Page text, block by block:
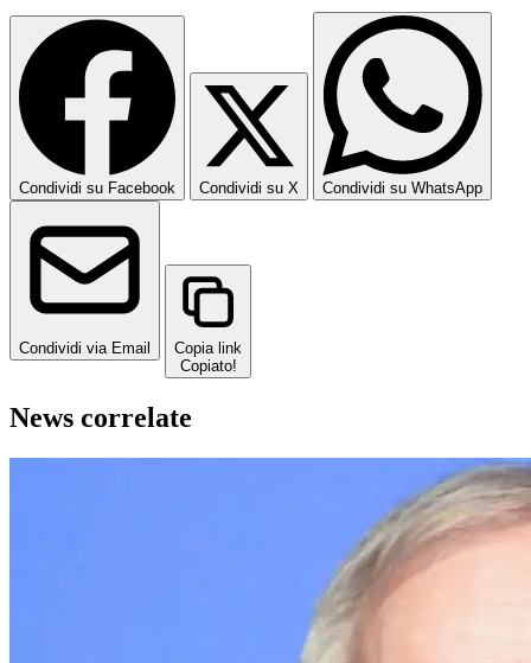
Condividi su Facebook Condividi su X Condividi su WhatsApp
Condividi via Email
Copia link
Copiato!
News correlate